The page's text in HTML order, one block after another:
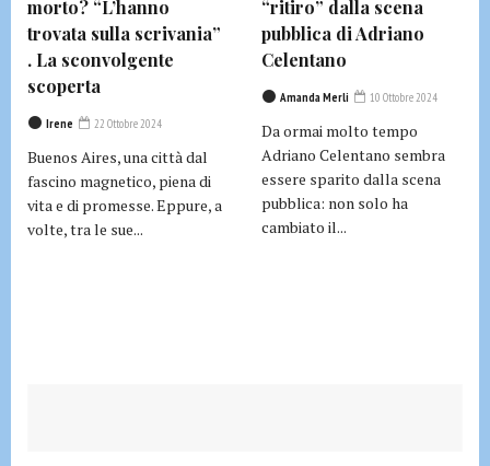
morto? “L’hanno
trovata sulla scrivania”
. La sconvolgente
scoperta
Irene 22 Ottobre 2024
Buenos Aires, una città dal
fascino magnetico, piena di
vita e di promesse. Eppure, a
volte, tra le sue...
“ritiro” dalla scena
pubblica di Adriano
Celentano
Amanda Merli 10 Ottobre 2024
Da ormai molto tempo
Adriano Celentano sembra
essere sparito dalla scena
pubblica: non solo ha
cambiato il...